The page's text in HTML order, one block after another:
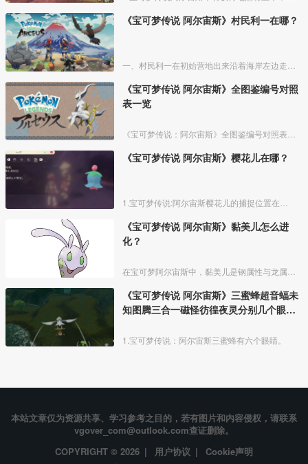
《宝可梦传说 阿尔宙斯》村民利一在哪？
《宝可梦传说 阿尔宙斯》全图鉴编号对照
表一览
《宝可梦传说 阿尔宙斯》樱花儿在哪？
《宝可梦传说 阿尔宙斯》黏美儿怎么进
化？
《宝可梦传说 阿尔宙斯》三蜜蜂超音蝠未
知图腾三合一磁怪彷徨夜灵分别几个眼
1.宝可梦传说：阿尔宙斯三蜜蜂有六个眼睛。
本站文章仅为资源共享、学习参考之目的，若有图片和内容侵权，请联系
vgover_com@outlook.com查证删除。
COPYRIGHT © 2026 |
用户协议 | Cookie声明